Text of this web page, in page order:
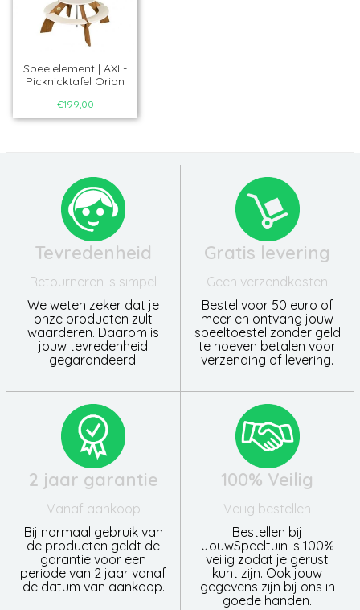
Speelelement | AXI -
Picknicktafel Orion
€199,00
Tevredenheid
Retourneren is simpel
We weten zeker dat je
onze producten zult
waarderen. Daarom is
jouw tevredenheid
gegarandeerd.
Gratis levering
Geen verzendkosten
Bestel voor 50 euro of
meer en ontvang jouw
speeltoestel zonder geld
te hoeven betalen voor
verzending of levering.
2 jaar garantie
Vanaf aankoop
Bij normaal gebruik van
de producten geldt de
garantie voor een
periode van 2 jaar vanaf
de datum van aankoop.
100% Veilig
Veilig bestellen
Bestellen bij
JouwSpeeltuin is 100%
veilig zodat je gerust
kunt zijn. Ook jouw
gegevens zijn bij ons in
goede handen.